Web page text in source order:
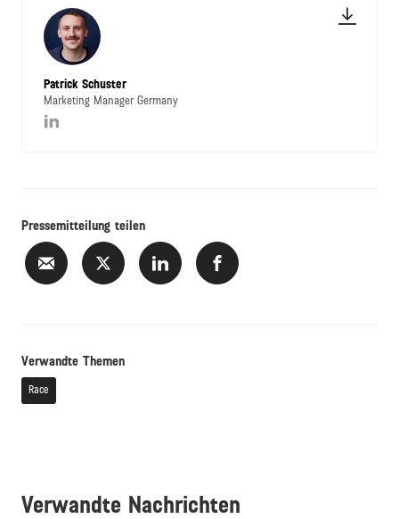
Patrick Schuster
Marketing Manager Germany
Pressemitteilung teilen
Verwandte Themen
Race
Verwandte Nachrichten